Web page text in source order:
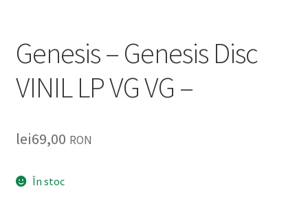
Genesis – Genesis Disc
VINIL LP VG VG –
lei69,00 RON
În stoc